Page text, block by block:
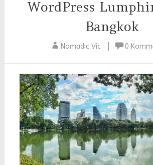
WordPress
Bangkok
Nomadic Vic 0